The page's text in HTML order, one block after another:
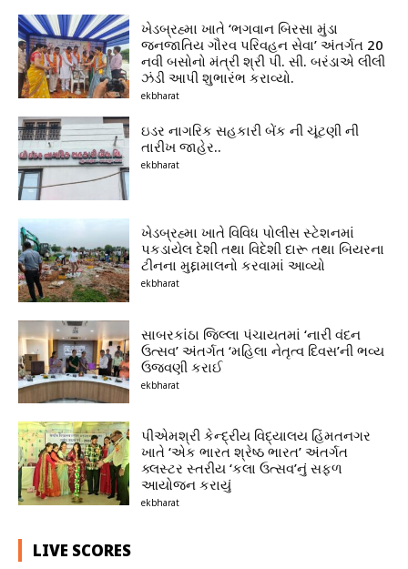
ખેડબ્રહ્મા ખાતે ‘ભગવાન બિરસા મુંડા
જનજાતિય ગૌરવ પરિવહન સેવા’ અંતર્ગત 20
નવી બસોનો મંત્રી શ્રી પી. સી. બરંડાએ લીલી
ઝંડી આપી શુભારંભ કરાવ્યો.
ekbharat
ઇડર નાગરિક સહકારી બેંક ની ચૂંટણી ની
તારીખ જાહેર..
ekbharat
ખેડબ્રહ્મા ખાતે વિવિધ પોલીસ સ્ટેશનમાં
પકડાયેલ દેશી તથા વિદેશી દારૂ તથા બિયરના
ટીનના મુદ્દામાલનો કરવામાં આવ્યો
ekbharat
સાબરકાંઠા જિલ્લા પંચાયતમાં ‘નારી વંદન
ઉત્સવ’ અંતર્ગત ‘મહિલા નેતૃત્વ દિવસ’ની ભવ્ય
ઉજવણી કરાઈ
ekbharat
પીએમશ્રી કેન્દ્રીય વિદ્યાલય હિંમતનગર
ખાતે ‘એક ભારત શ્રેષ્ઠ ભારત’ અંતર્ગત
ક્લસ્ટર સ્તરીય ‘કલા ઉત્સવ’નું સફળ
આયોજન કરાયું
ekbharat
LIVE SCORES